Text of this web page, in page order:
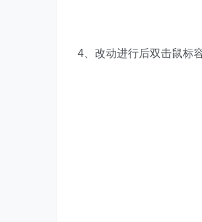
4、改动进行后双击鼠标